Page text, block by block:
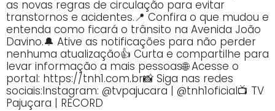
as novas regras de circulação para evitar
transtornos e acidentes.📍 Confira o que mudou e
entenda como ficará o trânsito na Avenida João
Davino.🔔 Ative as notificações para não perder
nenhuma atualização👍 Curta e compartilhe para
levar informação a mais pessoas🌐 Acesse o
portal: https://tnh1.com.br📸 Siga nas redes
sociais:Instagram: @tvpajucara | @tnh1oficial📺 TV
Pajuçara | RECORD